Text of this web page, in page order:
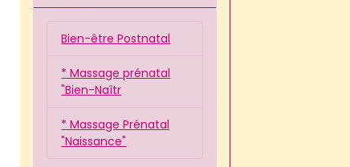
Bien-être Postnatal
* Massage prénatal
"Bien-Naîtr
* Massage Prénatal
"Naissance"